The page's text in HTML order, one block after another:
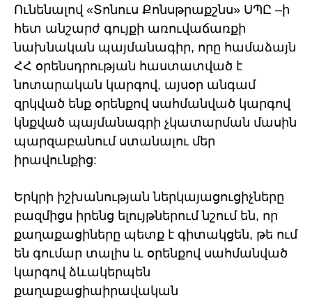
Ունենալով «Տոնուս Քոնսթրաքշնս» ՍՊԸ –ի
հետ անշարժ գույքի առուվաճառքի
նախնական պայմանագիր, որը համաձայն
ՀՀ օրենսդրության հաստատված է
նոտարական կարգով, այսօր անգամ
զրկված ենք օրենքով սահմանված կարգով
կնքված պայմանագրի չկատարման մասին
պարզաբանում ստանալու մեր
իրավունքից:
Երկրի իշխանության ներկայացուցիչները
բազմիցս իրենց ելույթներում նշում են, որ
քաղաքացիները պետք է գիտակցեն, թե ում
են գումար տալիս և օրենքով սահմանված
կարգով ձևակերպեն
քաղաքացիաիրավական